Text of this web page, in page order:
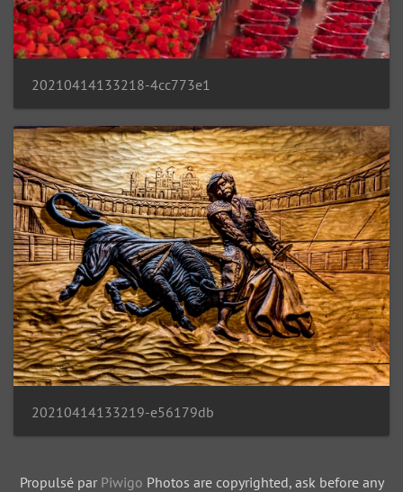
20210414133218-4cc773e1
20210414133219-e56179db
Propulsé par Piwigo Photos are copyrighted, ask before any